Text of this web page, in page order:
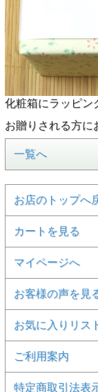
化粧箱にラッピン
お贈りされる方に
一覧へ
お店のトップへ
カートを見る
マイページへ
お客様の声を見
お気に入りリス
ご利用案内
特定商取引法表